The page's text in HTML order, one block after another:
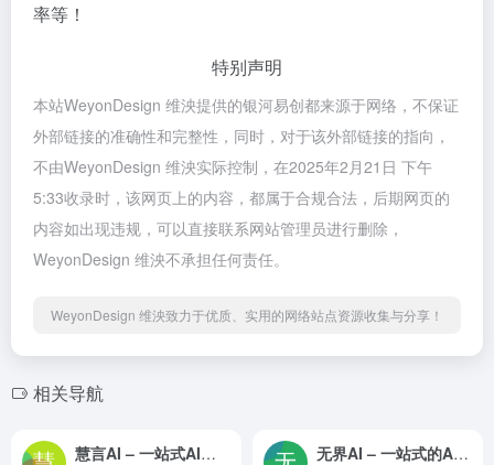
率等！
特别声明
本站WeyonDesign 维泱提供的银河易创都来源于网络，不保证
外部链接的准确性和完整性，同时，对于该外部链接的指向，
不由WeyonDesign 维泱实际控制，在2025年2月21日 下午
5:33收录时，该网页上的内容，都属于合规合法，后期网页的
内容如出现违规，可以直接联系网站管理员进行删除，
WeyonDesign 维泱不承担任何责任。
WeyonDesign 维泱致力于优质、实用的网络站点资源收集与分享！
相关导航
慧言AI – 一站式AI解决方案，全能聚合平台 无界AI – 一站式的AIGC内容创作解决方案